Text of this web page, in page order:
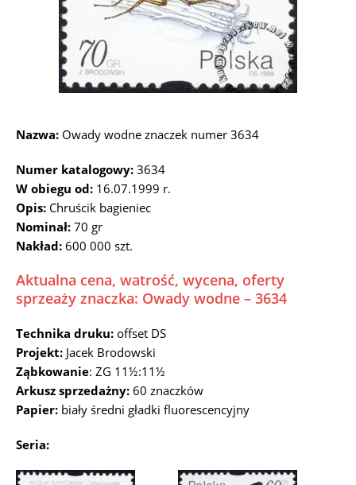
Nazwa: Owady wodne znaczek numer 3634
Numer katalogowy: 3634
W obiegu od: 16.07.1999 r.
Opis: Chruścik bagieniec
Nominał: 70 gr
Nakład: 600 000 szt.
Aktualna cena, watrość, wycena, oferty
sprzeaży znaczka: Owady wodne – 3634
Technika druku: offset DS
Projekt: Jacek Brodowski
Ząbkowanie: ZG 11½:11½
Arkusz sprzedażny: 60 znaczków
Papier: biały średni gładki fluorescencyjny
Seria: